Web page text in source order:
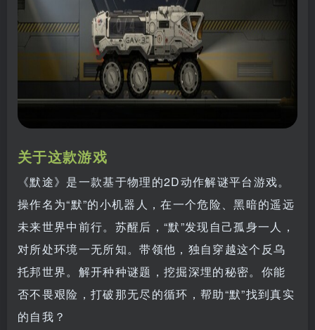
关于这款游戏
《默途》是一款基于物理的2D动作解谜平台游戏。
操作名为“默”的小机器人，在一个危险、黑暗的遥远
未来世界中前行。苏醒后，“默”发现自己孤身一人，
对所处环境一无所知。带领他，独自穿越这个反乌
托邦世界。解开种种谜题，挖掘深埋的秘密。你能
否不畏艰险，打破那无尽的循环，帮助“默”找到真实
的自我？